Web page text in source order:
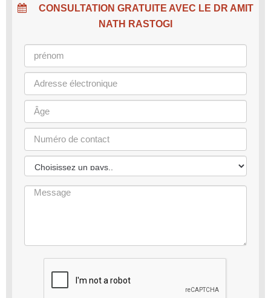
CONSULTATION GRATUITE AVEC LE DR AMIT
NATH RASTOGI